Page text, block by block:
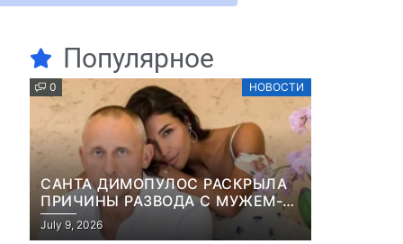
новый Холостяк
у Маши Ефросининой
Island 2
заменит Аарон Тейлор-Джонсон
новый портрет
Популярное
0 НОВОСТИ
САНТА ДИМОПУЛОС РАСКРЫЛА
ПРИЧИНЫ РАЗВОДА С МУЖЕМ-
БИЗНЕСМЕНОМ
July 9, 2026